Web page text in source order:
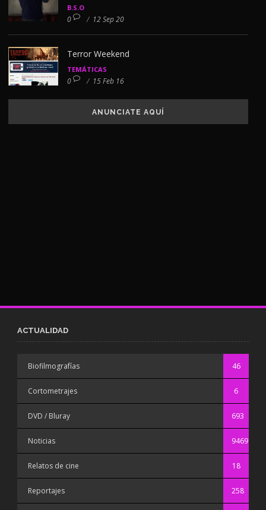
B.S.O
0 / 12 Sep 20
Terror Weekend
TEMÁTICAS
0 / 15 Feb 16
ANUNCIATE AQUÍ
ACTUALIDAD
Biofilmografías 46
Cortometrajes 6
DVD / Bluray 693
Noticias 9469
Relatos de cine 18
Reportajes 258